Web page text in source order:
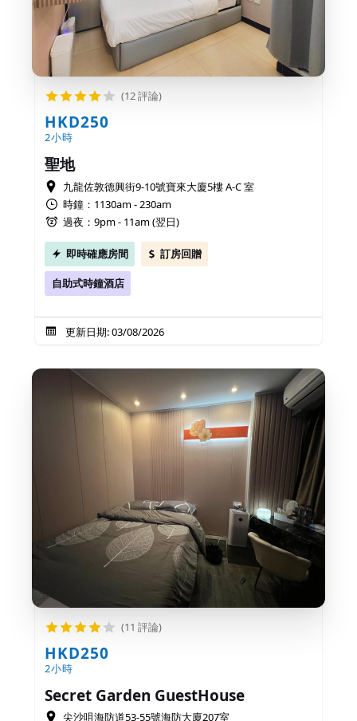
(12 評論)
HKD250
2小時
聖地
九龍佐敦德興街9-10號寶來大廈5樓 A-C 室
時鐘：1130am - 230am
過夜：9pm - 11am (翌日)
即時確應房間 訂房回贈
自助式時鐘酒店
更新日期: 03/08/2026
(11 評論)
HKD250
2小時
Secret Garden GuestHouse
尖沙咀海防道53-55號海防大廈207室